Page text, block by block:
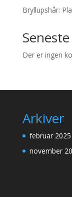
Bryllupshår:
Der er ingen
Arkiver
februar 2025
november